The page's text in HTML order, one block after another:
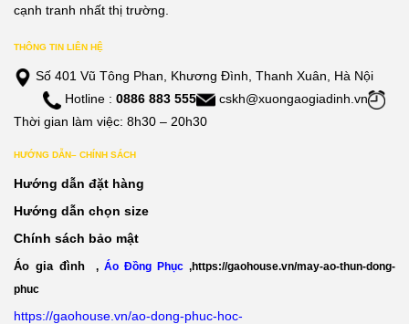
cạnh tranh nhất thị trường.
THÔNG TIN LIÊN HỆ
Số 401 Vũ Tông Phan, Khương Đình, Thanh Xuân, Hà Nội
Hotline : 0886 883 555
cskh@xuongaogiadinh.vn
Thời gian làm việc: 8h30 – 20h30
HƯỚNG DẪN– CHÍNH SÁCH
Hướng dẫn đặt hàng
Hướng dẫn chọn size
Chính sách bảo mật
Áo gia đình , Áo Đồng Phục ,https://gaohouse.vn/may-ao-thun-dong-
phuc
https://gaohouse.vn/ao-dong-phuc-hoc-